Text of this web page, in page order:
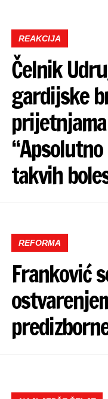
REAKCIJA
Čelnik
gardijske
takvih
REFORMA
Franković